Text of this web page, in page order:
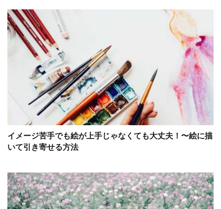
イメージ苦手でも絵が上手じゃなくても大丈夫！〜絵に描
いて引き寄せる方法